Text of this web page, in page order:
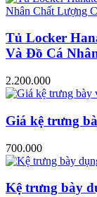
Tủ Locker
Và Đồ Cá
2.200.000
Giá kệ trưng
700.000
Kệ trưng bày